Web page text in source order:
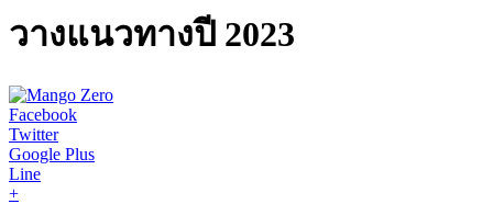
วางแนวทางปี 2023
Facebook
Twitter
Google Plus
Line
+